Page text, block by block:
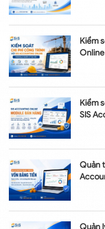
Kiểm
Kiểm
SIS
Quản
Quản